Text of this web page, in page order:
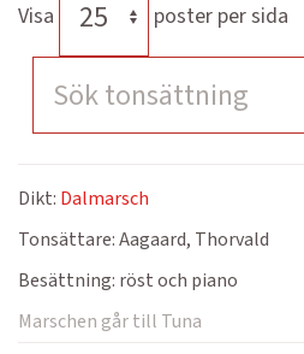
Visa poster per sida
Dikt: Dalmarsch
Tonsättare:Aagaard, Thorvald
Besättning: röst och piano
Marschen går till Tuna